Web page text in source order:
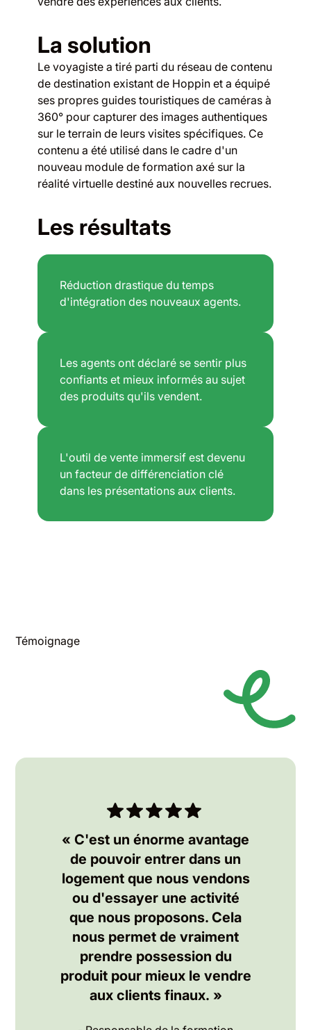
La solution
Le voyagiste a tiré parti du réseau de contenu
de destination existant de Hoppin et a équipé
ses propres guides touristiques de caméras à
360° pour capturer des images authentiques
sur le terrain de leurs visites spécifiques. Ce
contenu a été utilisé dans le cadre d'un
nouveau module de formation axé sur la
réalité virtuelle destiné aux nouvelles recrues.
Les résultats
Réduction drastique du temps
d'intégration des nouveaux agents.
Les agents ont déclaré se sentir plus
confiants et mieux informés au sujet
des produits qu'ils vendent.
L'outil de vente immersif est devenu
un facteur de différenciation clé
dans les présentations aux clients.
Témoignage
« C'est un énorme avantage
de pouvoir entrer dans un
logement que nous vendons
ou d'essayer une activité
que nous proposons. Cela
nous permet de vraiment
prendre possession du
produit pour mieux le vendre
aux clients finaux. »